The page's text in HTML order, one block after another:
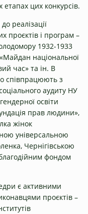
цих конкурсів.
реалізації
проєктів і програм –
1932-1933
національної
час» та ін. В
співпрацюють з
аудиту НУ
освіти
прав людини»,
жінок
універсальною
Чернігівською
фондом
є активними
проєктів –